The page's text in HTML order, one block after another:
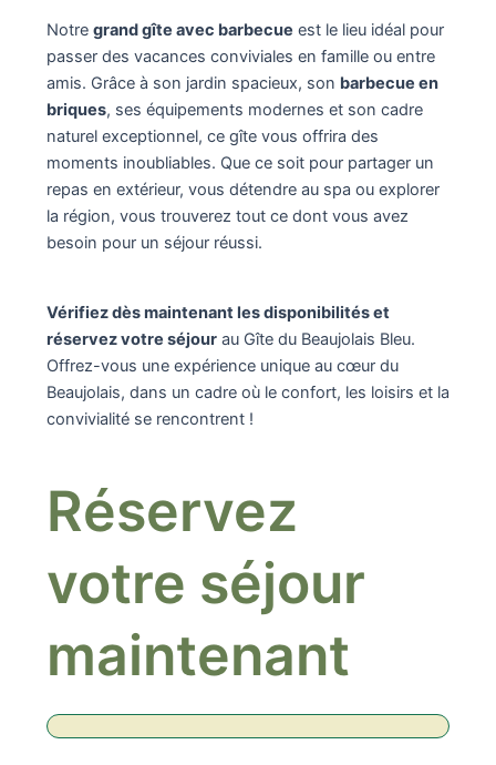
Notre grand gîte avec barbecue est le lieu idéal pour
passer des vacances conviviales en famille ou entre
amis. Grâce à son jardin spacieux, son barbecue en
briques, ses équipements modernes et son cadre
naturel exceptionnel, ce gîte vous offrira des
moments inoubliables. Que ce soit pour partager un
repas en extérieur, vous détendre au spa ou explorer
la région, vous trouverez tout ce dont vous avez
besoin pour un séjour réussi.
Vérifiez dès maintenant les disponibilités et
réservez votre séjourau Gîte du Beaujolais Bleu.
Offrez-vous une expérience unique au cœur du
Beaujolais, dans un cadre où le confort, les loisirs et la
convivialité se rencontrent !
Réservez
votre séjour
maintenant